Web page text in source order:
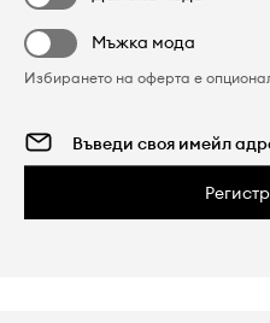
Мъжка мода
Избирането на оферта е